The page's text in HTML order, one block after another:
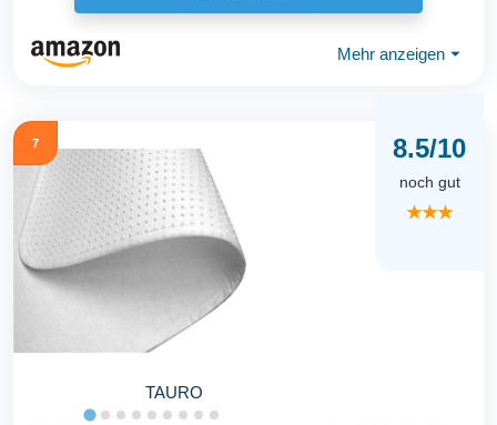
Mehr anzeigen ⏷
7
TAURO
8.5/10
noch gut
★★★